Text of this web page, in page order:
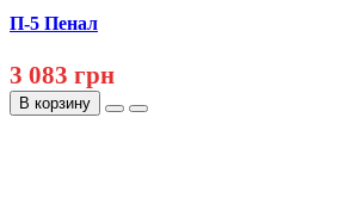
П-5 Пенал
3 083 грн
В корзину